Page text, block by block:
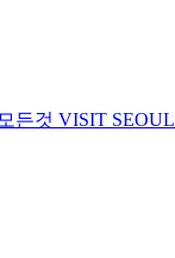
든것 VISIT SEOUL